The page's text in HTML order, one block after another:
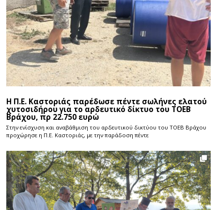
Η Π.Ε. Καστοριάς παρέδωσε πέντε σωλήνες ελατού
χυτοσιδήρου για το αρδευτικό δίκτυο του ΤΟΕΒ
Βράχου, πρ 22.750 ευρώ
Στην ενίσχυση και αναβάθμιση του αρδευτικού δικτύου του ΤΟΕΒ Βράχου
προχώρησε η Π.Ε. Καστοριάς, με την παράδοση πέντε